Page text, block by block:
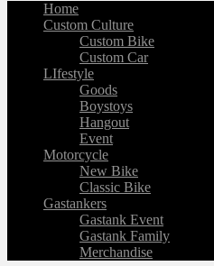
Home
Custom Culture
Custom Bike
Custom Car
LIfestyle
Goods
Boystoys
Hangout
Event
Motorcycle
New Bike
Classic Bike
Gastankers
Gastank Event
Gastank Family
Merchandise